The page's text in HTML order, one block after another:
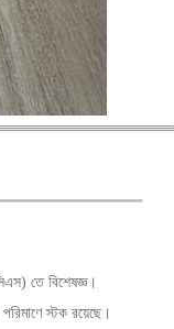
তে বিশেষজ্ঞ।
স্টক রয়েছে।